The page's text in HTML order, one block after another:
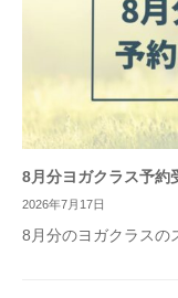
8月分ヨガクラス予約
2026年7月17日
8月分のヨガクラスの